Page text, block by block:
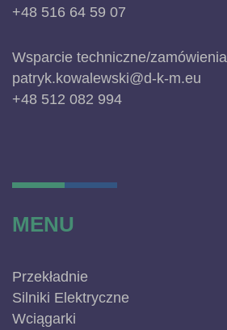
+48 516 64 59 07
Wsparcie techniczne/zamówienia
patryk.kowalewski@d-k-m.eu
+48 512 082 994
MENU
Przekładnie
Silniki Elektryczne
Wciągarki